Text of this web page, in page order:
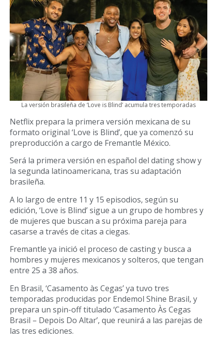
La versión brasileña de ‘Love is Blind’ acumula tres temporadas
Netflix prepara la primera versión mexicana de su
formato original ‘Love is Blind’, que ya comenzó su
preproducción a cargo de Fremantle México.
Será la primera versión en español del dating show y
la segunda latinoamericana, tras su adaptación
brasileña.
A lo largo de entre 11 y 15 episodios, según su
edición, ‘Love is Blind’ sigue a un grupo de hombres y
de mujeres que buscan a su próxima pareja para
casarse a través de citas a ciegas.
Fremantle ya inició el proceso de casting y busca a
hombres y mujeres mexicanos y solteros, que tengan
entre 25 a 38 años.
En Brasil, ‘Casamento às Cegas’ ya tuvo tres
temporadas producidas por Endemol Shine Brasil, y
prepara un spin-off titulado ‘Casamento Às Cegas
Brasil – Depois Do Altar’, que reunirá a las parejas de
las tres ediciones.